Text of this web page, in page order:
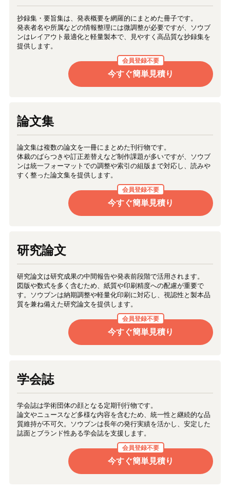
抄録集・要旨集は、発表概要を網羅的にまとめた冊子です。
発表者名や所属などの情報整理には微調整が必要ですが、ソウブ
ンはレイアウト最適化と軽量製本で、見やすく高品質な抄録集を
提供します。
会員登録不要
今すぐ簡単見積り
論文集
論文集は複数の論文を一冊にまとめた刊行物です。
体裁のばらつきや訂正差替えなど制作課題が多いですが、ソウブ
ンは統一フォーマットでの調整や索引の組版まで対応し、読みや
すく整った論文集を提供します。
会員登録不要
今すぐ簡単見積り
研究論文
研究論文は研究成果の中間報告や発表前段階で活用されます。
図版や数式を多く含むため、紙質や印刷精度への配慮が重要で
す。ソウブンは納期調整や軽量化印刷に対応し、視認性と製本品
質を兼ね備えた研究論文を提供します。
会員登録不要
今すぐ簡単見積り
学会誌
学会誌は学術団体の顔となる定期刊行物です。
論文やニュースなど多様な内容を含むため、統一性と継続的な品
質維持が不可欠。ソウブンは長年の発行実績を活かし、安定した
誌面とブランド性ある学会誌を支援します。
会員登録不要
今すぐ簡単見積り